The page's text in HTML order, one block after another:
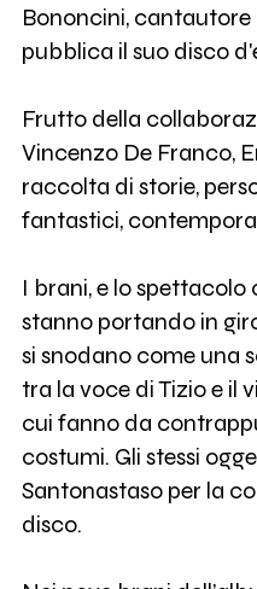
Bononcini, cantautore
pubblica il suo disco
Frutto della
Vincenzo De Franco,
raccolta di storie,
fantastici,
I brani, e lo spettacolo
stanno portando in
si snodano come una
tra la voce di Tizio e il
cui fanno da
costumi. Gli stessi
Santonastaso per la
disco.